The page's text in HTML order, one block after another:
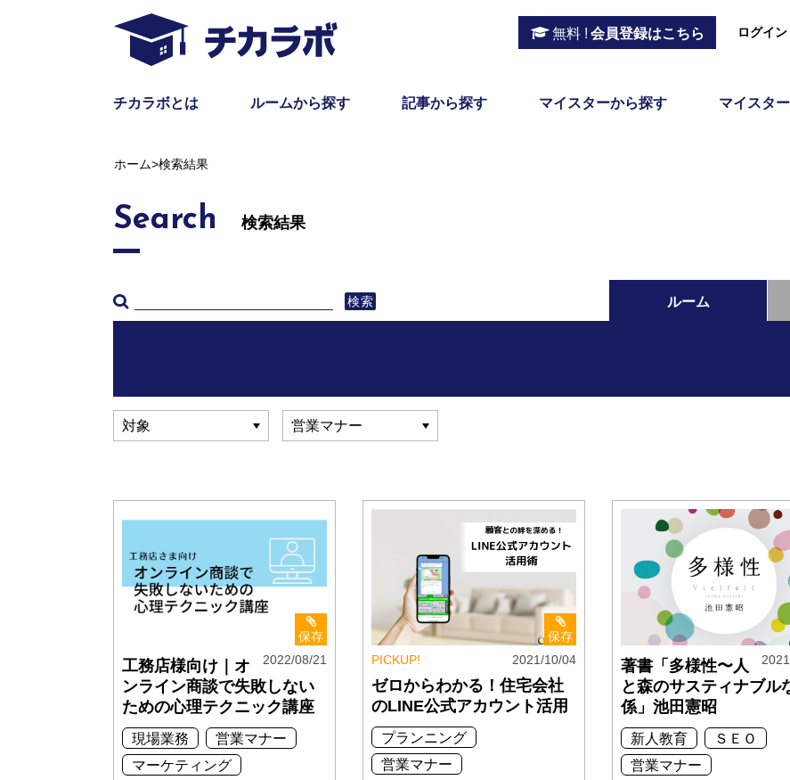
無料 ! 会員登録はこちら ログイン
チカラボとは ルームから探す 記事から探す マイスターから探す マイスタ
ホーム>検索結果
Search 検索結果
検索 ルーム
保存
2022/08/21
工務店様向け｜オ
ンライン商談で失敗しない
ための心理テクニック講座
現場業務
営業マナー
マーケティング
保存
PICKUP!
2021/10/04
ゼロからわかる！住宅会社
のLINE公式アカウント活用
プランニング
営業マナー
著書「多様性〜人
と森のサスティナブル
係」池田憲昭
新人教育
ＳＥＯ
営業マナー